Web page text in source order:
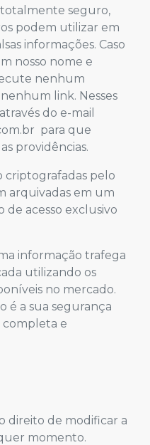
totalmente seguro,
podem utilizar em
informações. Caso
nosso nome e
nenhum
link. Nesses
do e-mail
para que
providências.
criptografadas pelo
arquivadas em um
acesso exclusivo
informação trafega
utilizando os
no mercado.
é a sua segurança
completa e
direito de modificar a
momento.